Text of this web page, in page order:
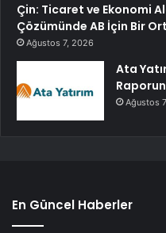
Çin: Ticaret ve Ekonomi
Çözümünde AB İçin Bir
Ağustos 7, 2026
Ata
Ağustos
En Güncel Haberler